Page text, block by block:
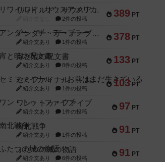
389 PT
リワイルド：サウスアメリカ
2件の投稿
378 PT
アンダー・ザ・テーブラー
紹介文あり 1件の投稿
133 PT
宵と暁の呪文書
紹介文あり 8件の投稿
103 PT
セミファイナル ～お前はまだ生きている～
紹介文あり 1件の投稿
97 PT
ワン・トゥ・ファイブ
紹介文あり 1件の投稿
91 PT
南北戦争
紹介文あり 1件の投稿
91 PT
ふたつの城の物語
紹介文あり 6件の投稿